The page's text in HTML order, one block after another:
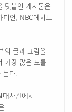
덧붙인 게시물은
디언, NBC에서도
의 글과 그림을
가장 많은 표를
높다.
사관에서